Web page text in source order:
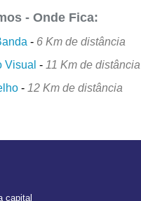
- Onde Fica:
- 6 Km de distância
Visual - 11 Km de distância
- 12 Km de distância
capital